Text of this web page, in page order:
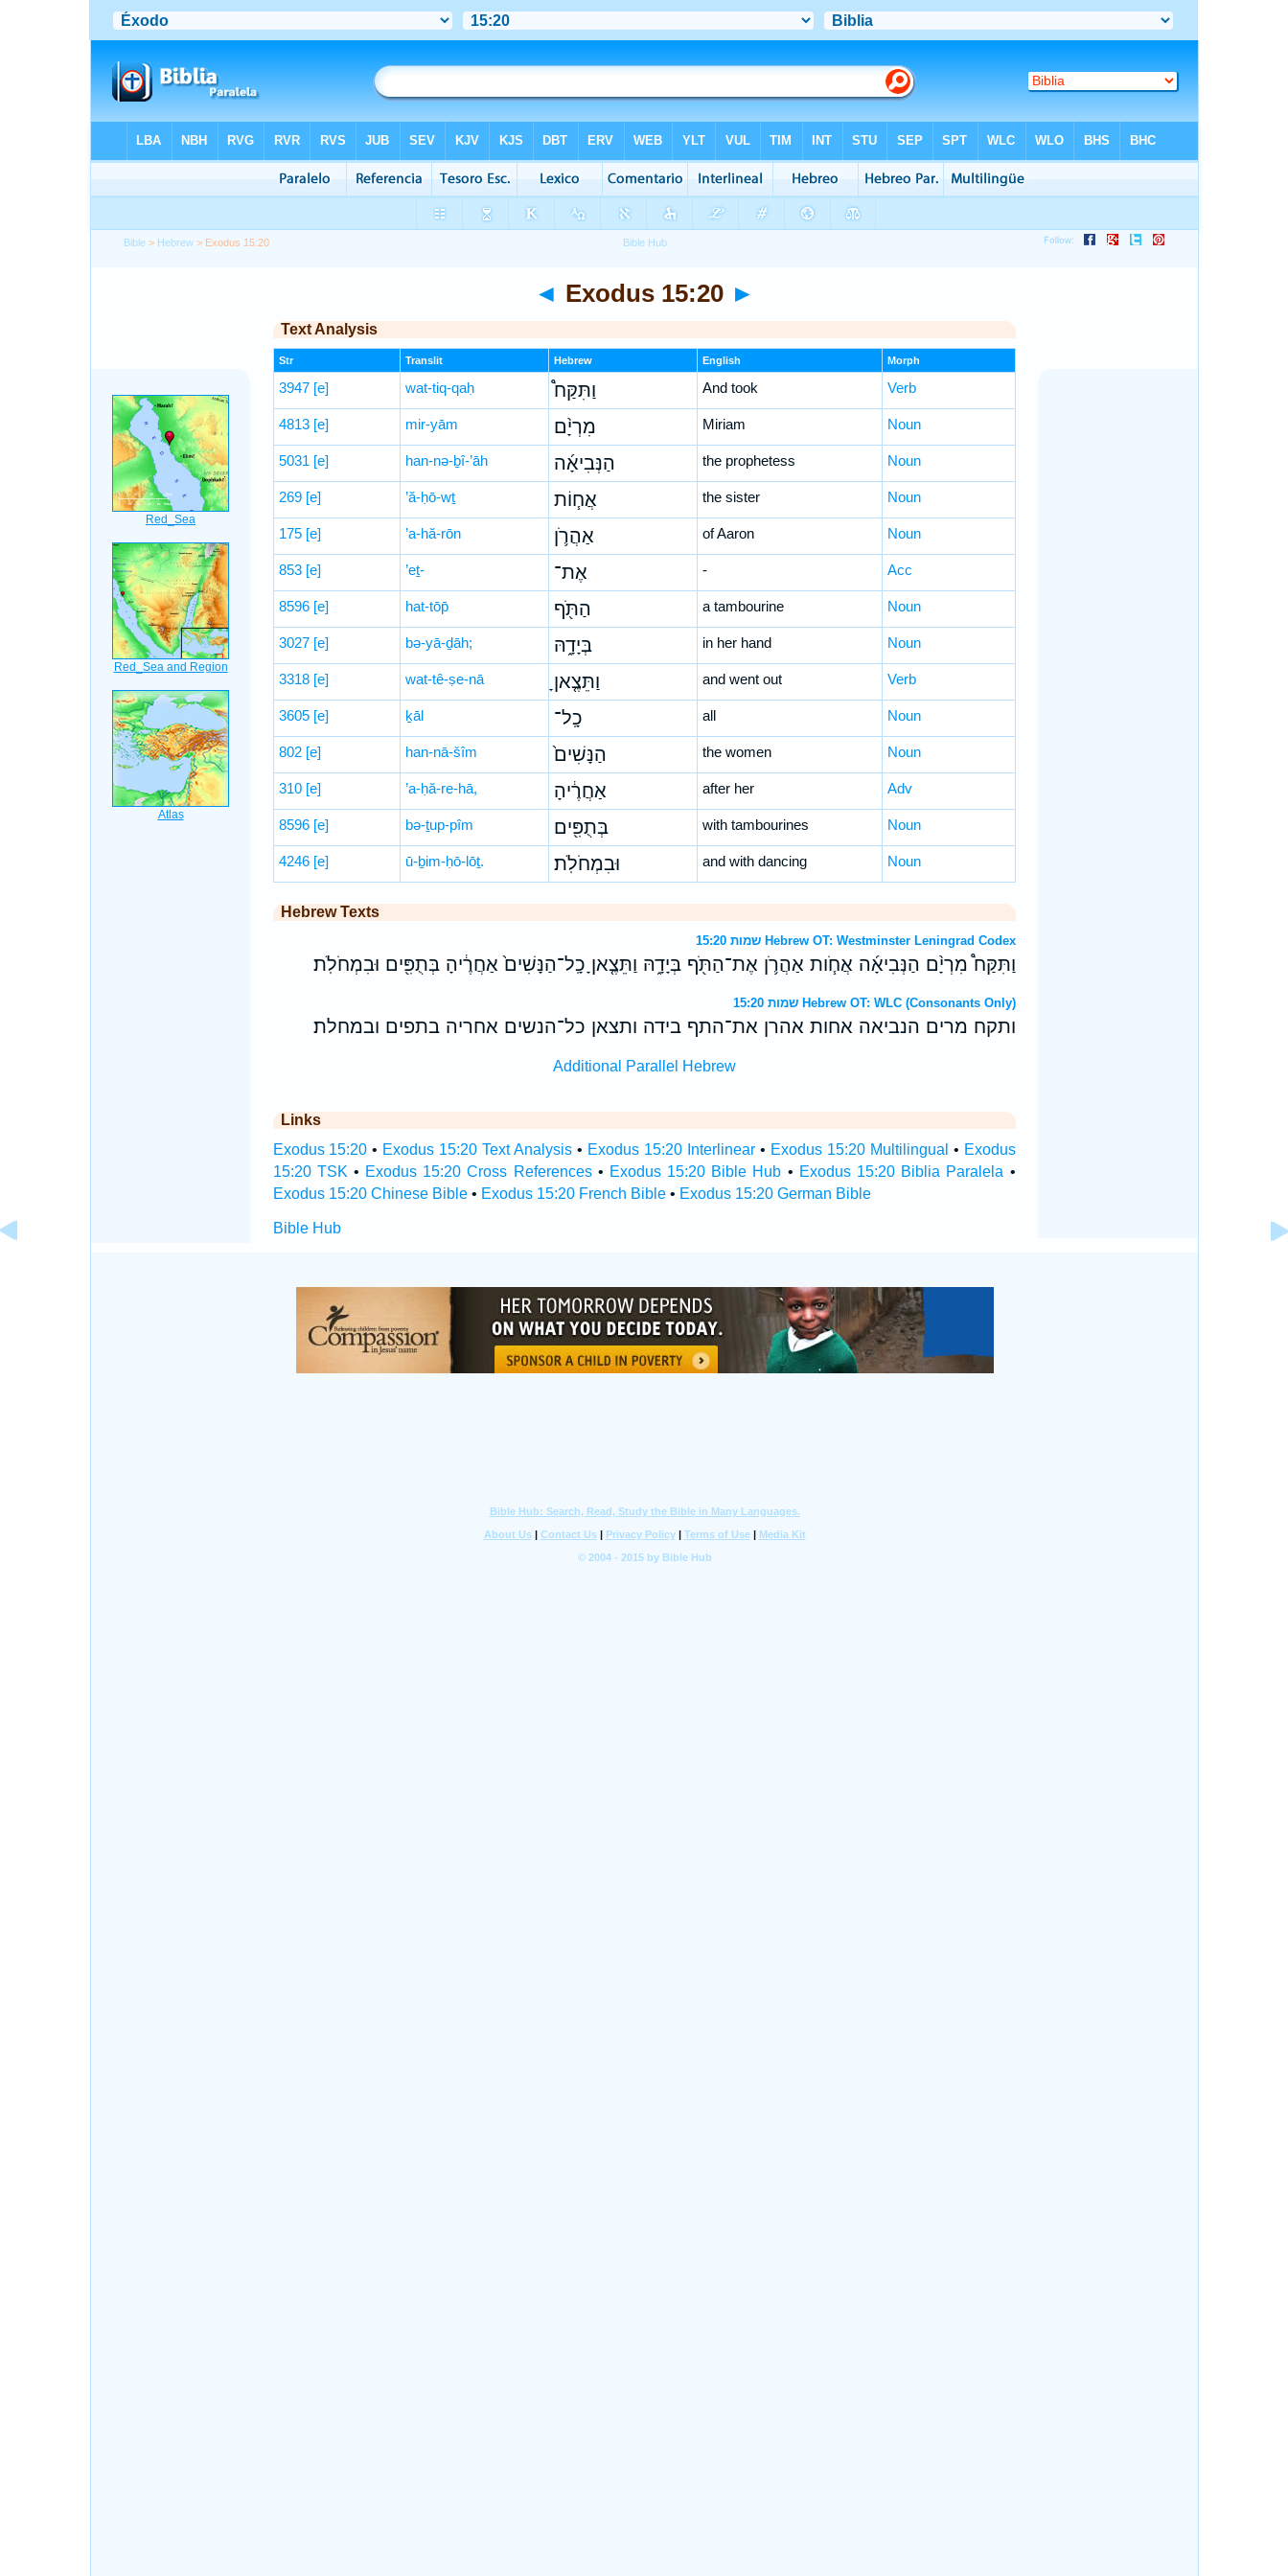
Bible > Hebrew > Exodus 15:20
◄ Exodus 15:20 ►
Text Analysis
Str Translit Hebrew English Morph
3947 [e] wat-tiq-qaḥ וַתִּקַּח֩ And took Verb
4813 [e] mir-yām מִרְיָ֨ם Miriam Noun
5031 [e] han-nə-ḇî-’āh הַנְּבִיאָ֜ה the prophetess Noun
269 [e] ’ă-ḥō-wṯ אֲח֧וֹת the sister Noun
175 [e] ’a-hă-rōn אַהֲרֹ֛ן of Aaron Noun
853 [e] ’eṯ- אֶת־ - Acc
8596 [e] hat-tōp̄ הַתֹּ֖ף a tambourine Noun
3027 [e] bə-yā-ḏāh; בְּיָדָ֑הּ in her hand Noun
3318 [e] wat-tê-ṣe-nā וַתֵּצֶ֤אןָ and went out Verb
3605 [e] ḵāl כָֽל־ all Noun
802 [e] han-nā-šîm הַנָּשִׁים֙ the women Noun
310 [e] ’a-ḥă-re-hā, אַחֲרֶ֔יהָ after her Adv
8596 [e] bə-ṯup-pîm בְּתֻפִּ֖ים with tambourines Noun
4246 [e] ū-ḇim-ḥō-lōṯ. וּבִמְחֹלֹֽת׃ and with dancing Noun
Hebrew Texts
שמות 15:20 Hebrew OT: Westminster Leningrad Codex
וַתִּקַּח֩ מִרְיָ֨ם הַנְּבִיאָ֜ה אֲחֹ֧ות אַהֲרֹ֛ן אֶת־הַתֹּ֖ף בְּיָדָ֑הּ וַתֵּצֶ֤אןָ כָֽל־הַנָּשִׁים֙ אַחֲרֶ֔יהָ בְּתֻפִּ֖ים וּבִמְחֹלֹֽת׃
שמות 15:20 Hebrew OT: WLC (Consonants Only)
ותקח מרים הנביאה אחות אהרן את־התף בידה ותצאן כל־הנשים אחריה בתפים ובמחלת׃
Additional Parallel Hebrew
Links
Exodus 15:20 • Exodus 15:20 Text Analysis • Exodus 15:20 Interlinear• Exodus 15:20 Multilingual • Exodus
15:20 TSK • Exodus 15:20 Cross References• Exodus 15:20 Bible Hub • Exodus 15:20 Biblia Paralela •
Exodus 15:20 Chinese Bible• Exodus 15:20 French Bible• Exodus 15:20 German Bible
Bible Hub